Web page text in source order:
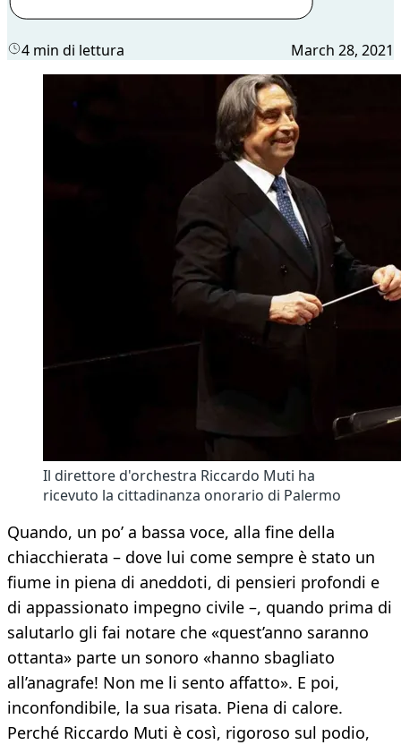
4 min di lettura March 28, 2021
Il direttore d'orchestra Riccardo Muti ha
ricevuto la cittadinanza onorario di Palermo
Quando, un po’ a bassa voce, alla fine della
chiacchierata – dove lui come sempre è stato un
fiume in piena di aneddoti, di pensieri profondi e
di appassionato impegno civile –, quando prima di
salutarlo gli fai notare che «quest’anno saranno
ottanta» parte un sonoro «hanno sbagliato
all’anagrafe! Non me li sento affatto». E poi,
inconfondibile, la sua risata. Piena di calore.
Perché Riccardo Muti è così, rigoroso sul podio,